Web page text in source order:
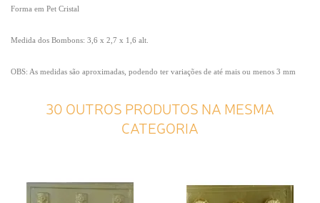
Forma em Pet Cristal
Medida dos Bombons: 3,6 x 2,7 x 1,6 alt.
OBS: As medidas são aproximadas, podendo ter variações de até mais ou menos 3 mm
30 OUTROS PRODUTOS NA MESMA
CATEGORIA